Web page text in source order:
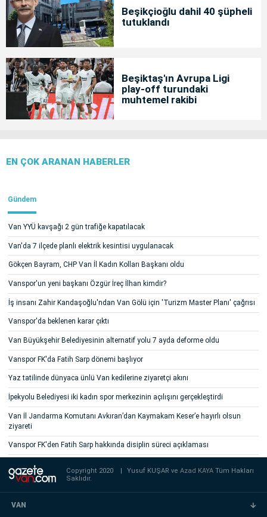
Beşikçioğlu dahil 40 şüpheli
tutuklandı
Beşiktaş'ın Avrupa Ligi
play-off turundaki
muhtemel rakibi
EN ÇOK ARANAN HABERLER
Gündem
Van YYÜ kavşağı 2 gün trafiğe kapatılacak
Van'da 7 ilçede planlı elektrik kesintisi uygulanacak
Gökçen Bayram, CHP Van İl Kadın Kolları Başkanı oldu
Vanspor'un yeni başkanı Özgür İreç İlhan kimdir?
İş insanı Zahir Kandaşoğlu'ndan Van Gölü için 'Turizm Master Planı' çağrısı
Vanspor'da beklenen karar çıktı
Van Büyükşehir Belediyesinin alternatif yolu 7 ayda deforme oldu
Vanspor FK'da Fatih Sarp dönemi başlıyor
Yaz tatilinde dünyaca ünlü Van kedilerine ziyaretçi akını
İpekyolu Belediyesi iki kadın spor merkezinin açılışını gerçekleştirdi
Van İl Jandarma Komutanı Avkıran’dan Kaymakam Keser’e hayırlı olsun
ziyareti
Vanspor FK'den Fatih Sarp hakkında disiplin süreci açıklaması
Copyright 2020 Yusuf KUŞAR veAzad KAYATüm Hakları
Saklıdır.
VAN